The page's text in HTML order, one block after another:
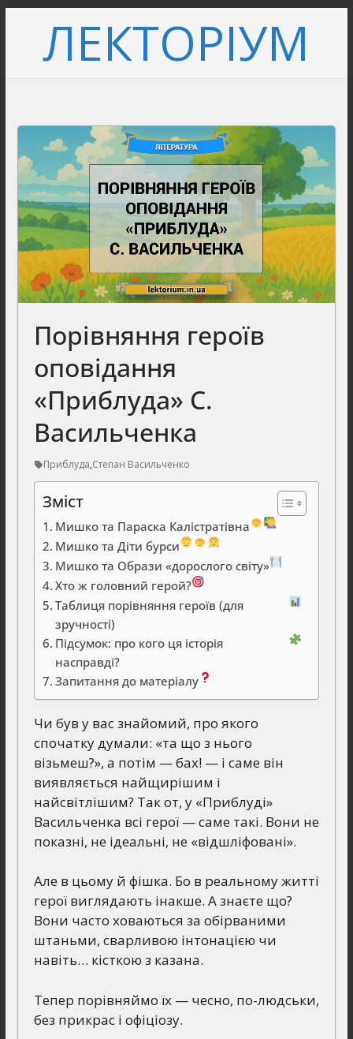
вмістуЛЕКТОРІУМ
Порівняння героїв
оповідання
«Приблуда» С.
Васильченка
Приблуда,Степан Васильченко
Зміст
Мишко та Параска Калістратівна
Мишко та Діти бурси
Мишко та Образи «дорослого світу»
Хто ж головний герой?
Таблиця порівняння героїв (для
зручності)
Підсумок: про кого ця історія
насправді?
Запитання до матеріалу
Чи був у вас знайомий, про якого
спочатку думали: «та що з нього
візьмеш?», а потім — бах! — і саме він
виявляється найщирішим і
найсвітлішим? Так от, у «Приблуді»
Васильченка всі герої — саме такі. Вони не
показні, не ідеальні, не «відшліфовані».
Але в цьому й фішка. Бо в реальному житті
герої виглядають інакше. А знаєте що?
Вони часто ховаються за обірваними
штаньми, сварливою інтонацією чи
навіть… кісткою з казана.
Тепер порівняймо їх — чесно, по-людськи,
без прикрас і офіціозу.